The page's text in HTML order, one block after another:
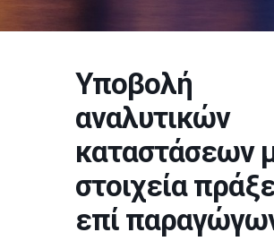
Υποβολή
αναλυτικών
καταστάσεων
στοιχεία
επί